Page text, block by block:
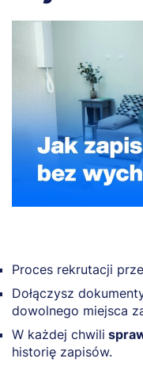
Proces rekrutacji
Dołączysz
dowolnego miejsca
W każdej chwili
historię zapisów.